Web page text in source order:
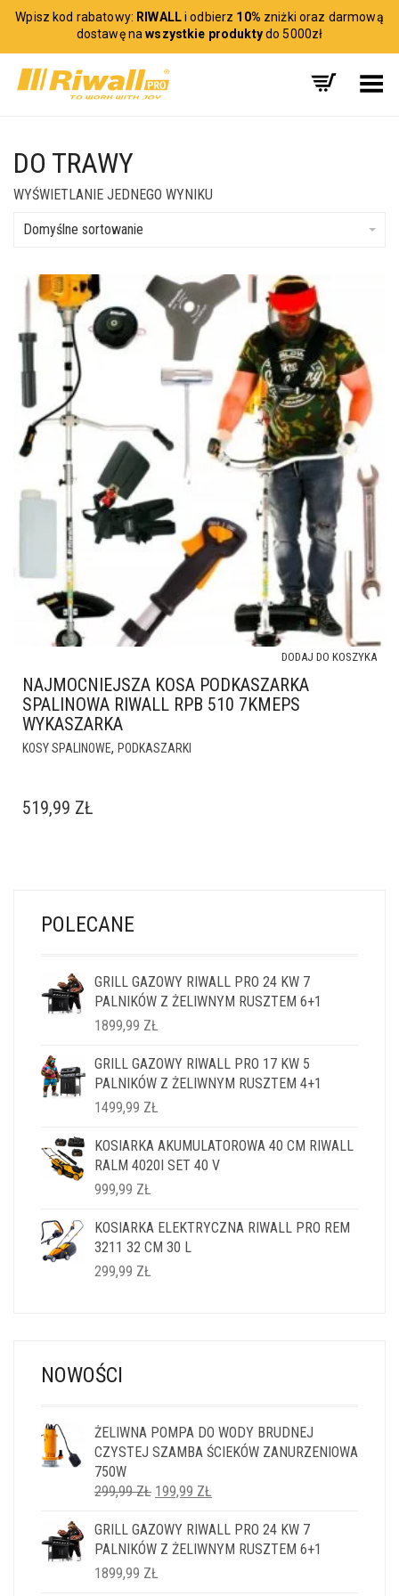
Wpisz kod rabatowy: RIWALLi odbierz 10% zniżki oraz darmową
dostawę nawszystkie produktydo 5000zł
Toggle Menu
DO TRAWY
WYŚWIETLANIE JEDNEGO WYNIKU
Domyślne sortowanie
NAJMOCNIEJSZA KOSA PODKASZARKA
SPALINOWA RIWALL RPB 510 7KMEPS
WYKASZARKA
KOSY SPALINOWE, PODKASZARKI
DODAJ DO KOSZYKA
519,99 ZŁ
POLECANE
GRILL GAZOWY RIWALL PRO 24 KW 7
PALNIKÓW Z ŻELIWNYM RUSZTEM 6+1
1899,99 ZŁ
GRILL GAZOWY RIWALL PRO 17 KW 5
PALNIKÓW Z ŻELIWNYM RUSZTEM 4+1
1499,99 ZŁ
KOSIARKA AKUMULATOROWA 40 CM RIWALL
RALM 4020I SET 40 V
999,99 ZŁ
KOSIARKA ELEKTRYCZNA RIWALL PRO REM
3211 32 CM 30 L
299,99 ZŁ
NOWOŚCI
ŻELIWNA POMPA DO WODY BRUDNEJ
CZYSTEJ SZAMBA ŚCIEKÓW ZANURZENIOWA
750W
299,99ZŁ PIERWOTNA
WYNOSIŁA:
299,99 ZŁ.
199,99 ZŁ
WYNOSI:
199,99 ZŁ.
GRILL GAZOWY RIWALL PRO 24 KW 7
PALNIKÓW Z ŻELIWNYM RUSZTEM 6+1
1899,99 ZŁ